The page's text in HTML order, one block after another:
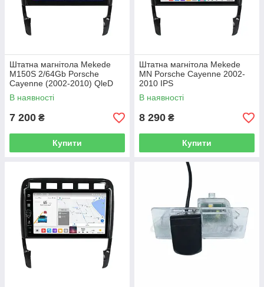
Штатна магнітола Mekede
M150S 2/64Gb Porsche
Cayenne (2002-2010) QleD
В наявності
7 200 ₴
Купити
Штатна магнітола Mekede
MN Porsche Cayenne 2002-
2010 IPS
В наявності
8 290 ₴
Купити